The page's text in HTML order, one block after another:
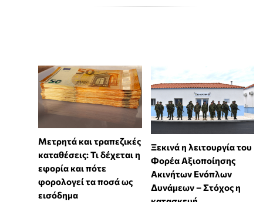
Μετρητά και τραπεζικές
καταθέσεις: Τι δέχεται η
εφορία και πότε
φορολογεί τα ποσά ως
εισόδημα
Ξεκινά η λειτουργία του
Φορέα Αξιοποίησης
Ακινήτων Ενόπλων
Δυνάμεων – Στόχος η